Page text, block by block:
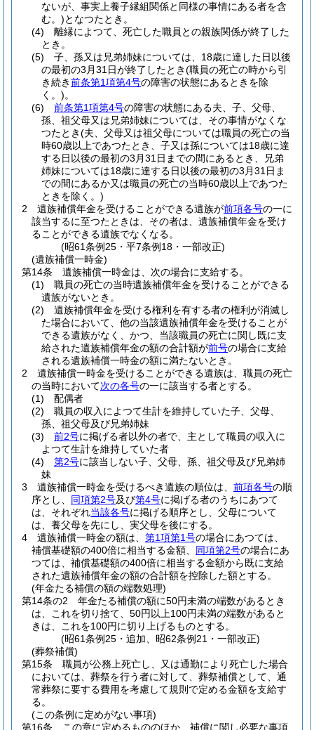
ないが、事実上養子縁組関係と同様の事情にある者を含
む。)となつたとき。
(4)
離縁によつて、死亡した職員との親族関係が終了した
とき。
(5)
子、孫又は兄弟姉妹については、18歳に達した日以後
の最初の3月31日が終了したとき(職員の死亡の時から引
き続き前条第1項第4号の障害の状態にあるときを除
く。)。
(6)
前条第1項第4号の障害の状態にある夫、子、父母、
孫、祖父母又は兄弟姉妹については、その事情がなくな
つたとき(夫、父母又は祖父母については職員の死亡の当
時60歳以上であつたとき、子又は孫については18歳に達
する日以後の最初の3月31日までの間にあるとき、兄弟
姉妹については18歳に達する日以後の最初の3月31日ま
での間にあるか又は職員の死亡の当時60歳以上であつた
ときを除く。)
2
遺族補償年金を受けることができる遺族が前項各号の一に
該当するに至つたときは、その者は、遺族補償年金を受け
ることができる遺族でなくなる。
(昭61条例25・平7条例18・一部改正)
(遺族補償一時金)
第14条
遺族補償一時金は、次の場合に支給する。
(1)
職員の死亡の当時遺族補償年金を受けることができる
遺族がないとき。
(2)
遺族補償年金を受ける権利を有する者の権利が消滅し
た場合において、他の当該遺族補償年金を受けることが
できる遺族がなく、かつ、当該職員の死亡に関し既に支
給された遺族補償年金の額の合計額が前号の場合に支給
される遺族補償一時金の額に満たないとき。
2
遺族補償一時金を受けることができる遺族は、職員の死亡
の当時において次の各号の一に該当する者とする。
(1)
配偶者
(2)
職員の収入によつて生計を維持していた子、父母、
孫、祖父母及び兄弟姉妹
(3)
前2号に掲げる者以外の者で、主として職員の収入に
よつて生計を維持していた者
(4)
第2号に該当しない子、父母、孫、祖父母及び兄弟姉
妹
3
遺族補償一時金を受けるべき遺族の順位は、 前項各号の順
序とし、 同項第2号及び第4号に掲げる者のうちにあつて
は、それぞれ当該各号に掲げる順序とし、父母について
は、養父母を先にし、実父母を後にする。
4
遺族補償一時金の額は、 第1項第1号の場合にあつては、
補償基礎額の400倍に相当する金額、 同項第2号の場合にあ
つては、補償基礎額の400倍に相当する金額から既に支給
された遺族補償年金の額の合計額を控除した額とする。
(年金たる補償の額の端数処理)
第14条の2
年金たる補償の額に50円未満の端数があるとき
は、これを切り捨て、50円以上100円未満の端数があると
きは、これを100円に切り上げるものとする。
(昭61条例25・追加、昭62条例21・一部改正)
(葬祭補償)
第15条
職員が公務上死亡し、又は通勤により死亡した場合
においては、葬祭を行う者に対して、葬祭補償として、通
常葬祭に要する費用を考慮して規則で定める金額を支給す
る。
(この条例に定めがない事項)
第16条
この章に定めるもののほか、補償に関し必要な事項